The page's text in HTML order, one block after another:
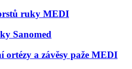
ruky MEDI
Sanomed
ortézy a závěsy paže MEDI